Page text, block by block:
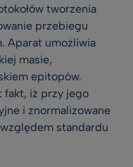
tworzenia
przebiegu
Aparat umożliwia
masie,
epitopów.
fakt, iż przy jego
i znormalizowane
standardu